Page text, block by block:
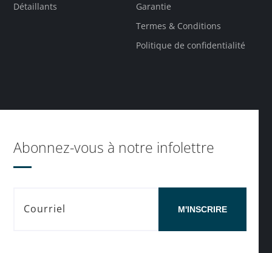
Détaillants
Garantie
Termes & Conditions
Politique de confidentialité
Abonnez-vous à notre infolettre
M'INSCRIRE